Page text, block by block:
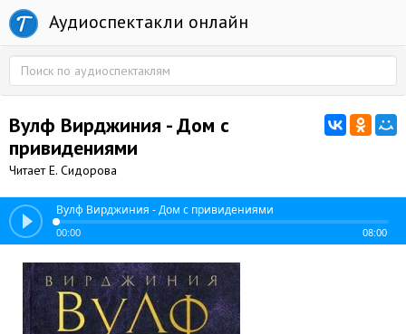
Аудиоспектакли онлайн
Вулф Вирджиния - Дом с
привидениями
Читает Е. Сидорова
Вулф Вирджиния - Дом с привидениями
00:00 08:00